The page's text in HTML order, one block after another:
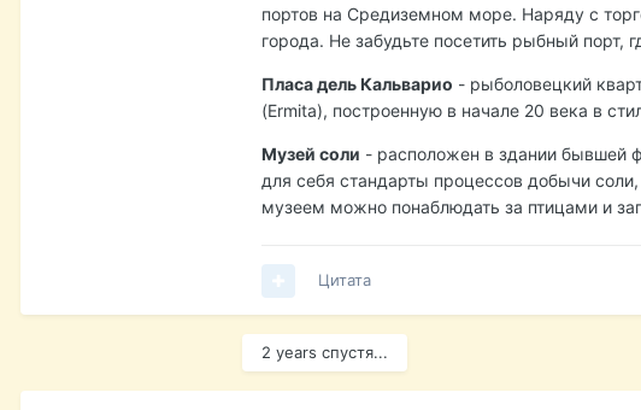
портов на Средиземном море. Наряду с
города. Не забудьте посетить рыбный
Пласа дель Кальварио - рыболовецкий
(Ermita), построенную в начале 20 века в
Музей соли - расположен в здании бывшей
для себя стандарты процессов добычи
музеем можно понаблюдать за птицами и
Цитата
2 years спустя...